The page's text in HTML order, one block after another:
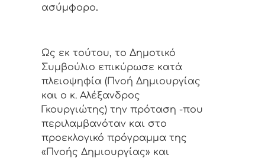
ασύμφορο.
Ως εκ τούτου, το Δημοτικό
Συμβούλιο επικύρωσε κατά
πλειοψηφία (Πνοή Δημιουργίας
και ο κ. Αλέξανδρος
Γκουργιώτης) την πρόταση -που
περιλαμβανόταν και στο
προεκλογικό πρόγραμμα της
«Πνοής Δημιουργίας» και